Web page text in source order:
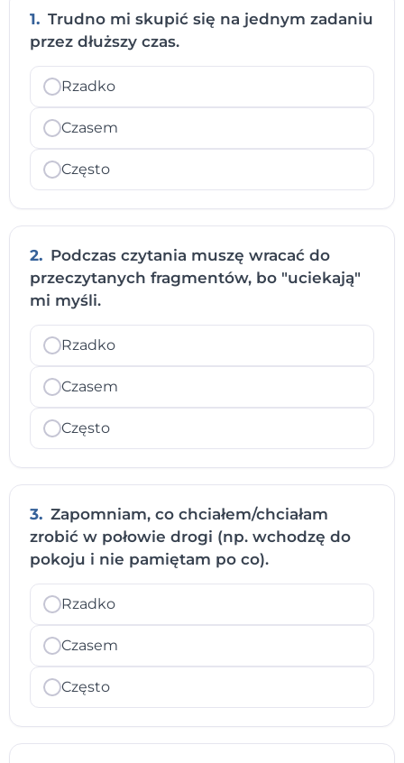
1. Trudno mi skupić się na jednym zadaniu
przez dłuższy czas.
Rzadko
Czasem
Często
2. Podczas czytania muszę wracać do
przeczytanych fragmentów, bo "uciekają"
mi myśli.
Rzadko
Czasem
Często
3. Zapomniam, co chciałem/chciałam
zrobić w połowie drogi (np. wchodzę do
pokoju i nie pamiętam po co).
Rzadko
Czasem
Często